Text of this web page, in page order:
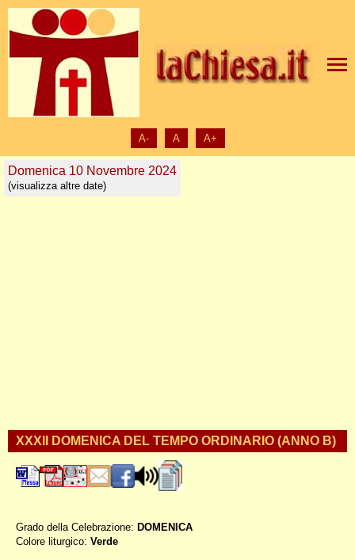
A- A A+
Domenica 10 Novembre 2024
(visualizza altre date)
XXXII DOMENICA DEL TEMPO ORDINARIO (ANNO B)
Grado della Celebrazione: DOMENICA
Colore liturgico: Verde